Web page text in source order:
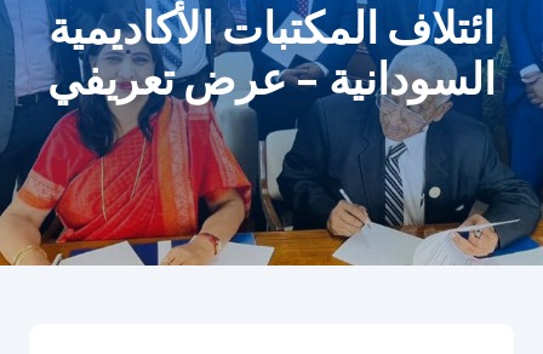
ائتلاف المكتبات الأكاديمية
السودانية - عرض تعريفي